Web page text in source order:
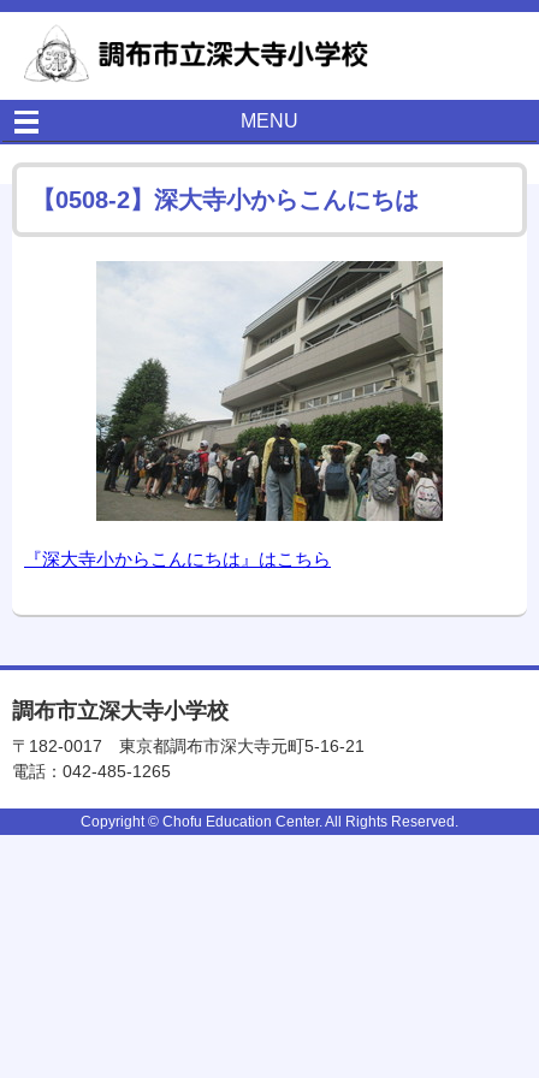
MENU
【0508-2】深大寺小からこんにちは
『深大寺小からこんにちは』はこちら
調布市立深大寺小学校
〒182-0017
東京都調布市深大寺元町5-16-21
電話：042-485-1265
Copyright © Chofu Education Center. All Rights Reserved.